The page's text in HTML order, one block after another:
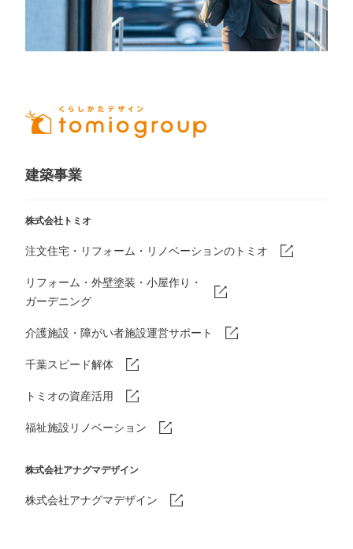
建築事業
株式会社トミオ
注文住宅・リフォーム・リノベーションのトミオ
リフォーム・外壁塗装・小屋作り・
ガーデニング
介護施設・障がい者施設運営サポート
千葉スピード解体
トミオの資産活用
福祉施設リノベーション
株式会社アナグマデザイン
株式会社アナグマデザイン